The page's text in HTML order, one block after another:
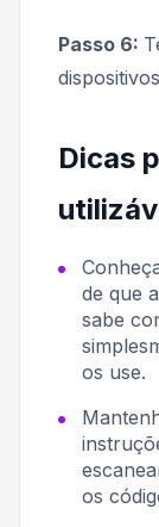
Passo 6:
Dicas
de que
sabe
os use.
os